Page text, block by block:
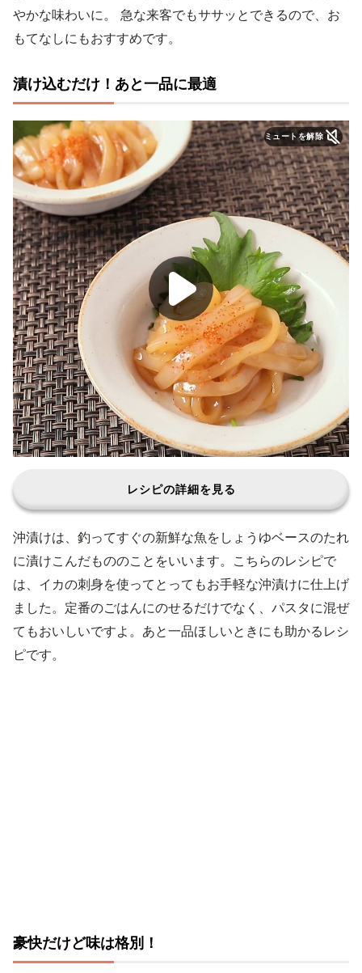
やかな味わいに。 急な来客でもササッとできるので、お
もてなしにもおすすめです。
漬け込むだけ！あと一品に最適
ミュートを解除
レシピの詳細を見る
沖漬けは、釣ってすぐの新鮮な魚をしょうゆベースのたれ
に漬けこんだもののことをいいます。こちらのレシピで
は、イカの刺身を使ってとってもお手軽な沖漬けに仕上げ
ました。定番のごはんにのせるだけでなく、パスタに混ぜ
てもおいしいですよ。あと一品ほしいときにも助かるレシ
ピです。
豪快だけど味は格別！